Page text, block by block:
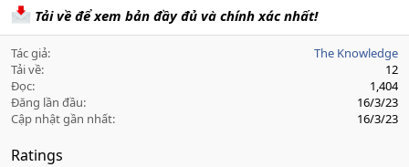
Tải về để xem bản đầy đủ và chính xác nhất!
Tác giả
The Knowledge
Tải về
12
Đọc
1,404
Đăng lần đầu
16/3/23
Cập nhật gần nhất
16/3/23
Ratings